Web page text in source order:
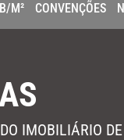
M² CONVENÇÕES
IMOBILIÁRIO